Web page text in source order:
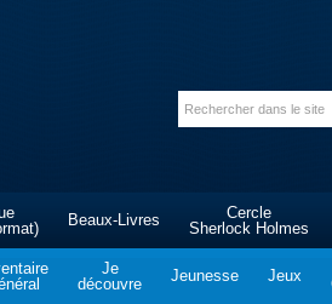
Beaux-Livres
Cercle
Sherlock Holmes
Je
découvre
Jeunesse Jeux